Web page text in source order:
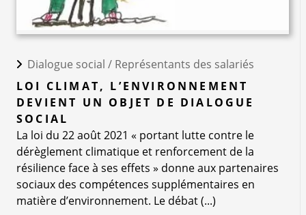
Dialogue social / Représentants des salariés
LOI CLIMAT, L’ENVIRONNEMENT
DEVIENT UN OBJET DE DIALOGUE
SOCIAL
La loi du 22 août 2021 « portant lutte contre le
dérèglement climatique et renforcement de la
résilience face à ses effets » donne aux partenaires
sociaux des compétences supplémentaires en
matière d’environnement. Le débat (...)